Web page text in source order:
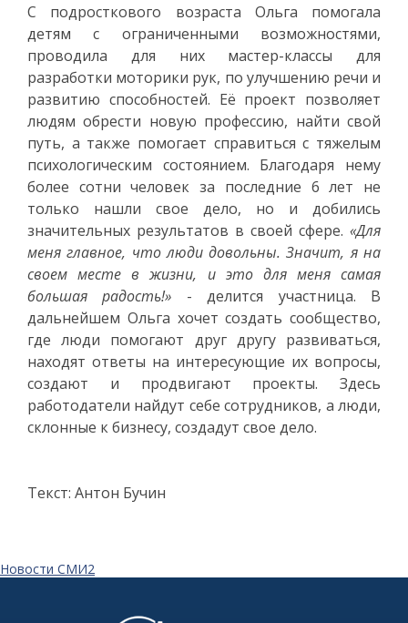
С подросткового возраста Ольга помогала
детям с ограниченными возможностями,
проводила для них мастер-классы для
разработки моторики рук, по улучшению речи и
развитию способностей. Её проект позволяет
людям обрести новую профессию, найти свой
путь, а также помогает справиться с тяжелым
психологическим состоянием. Благодаря нему
более сотни человек за последние 6 лет не
только нашли свое дело, но и добились
значительных результатов в своей сфере. «Для
меня главное, что люди довольны. Значит, я на
своем месте в жизни, и это для меня самая
большая радость!» - делится участница. В
дальнейшем Ольга хочет создать сообщество,
где люди помогают друг другу развиваться,
находят ответы на интересующие их вопросы,
создают и продвигают проекты. Здесь
работодатели найдут себе сотрудников, а люди,
склонные к бизнесу, создадут свое дело.
Текст: Антон Бучин
Новости СМИ2